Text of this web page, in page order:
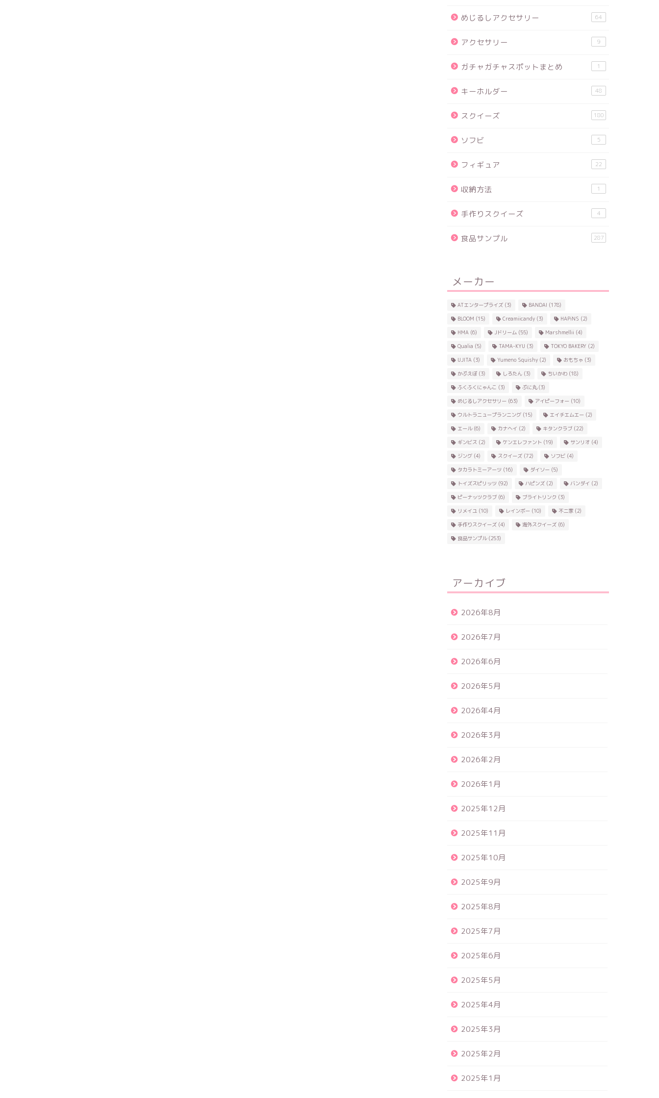
めじるしアクセサリー 64
アクセサリー 9
ガチャガチャスポットまとめ 1
キーホルダー 48
スクイーズ 180
ソフビ 5
フィギュア 22
収納方法 1
手作りスクイーズ 4
食品サンプル 287
メーカー
ATエンタープライズ(3) BANDAI (178)
BLOOM (15) Creamiicandy(3) HAPiNS (2)
HMA(6) Jドリーム(55) Marshmellii (4)
Qualia (5) TAMA-KYU (3) TOKYO BAKERY(2)
UJITA(3) Yumeno Squishy(2) おもちゃ (3)
かぷえぼ(3) しろたん(3) ちいかわ(18)
ふくふくにゃんこ (3) ぷに丸(3)
めじるしアクセサリー(63) アイピーフォー(10)
ウルトラニュープランニング(15) エイチエムエー(2)
エール(6) カナヘイ (2) キタンクラブ(22)
ギンビス (2) ケンエレファント(19) サンリオ(4)
ジング(4) スクイーズ(72) ソフビ(4)
タカラトミーアーツ (16) ダイソー(5)
トイズスピリッツ (92) ハピンズ(2) バンダイ (2)
ピーナッツクラブ(6) ブライトリンク (3)
リメイユ(10) レインボー(10) 不二家(2)
手作りスクイーズ(4) 海外スクイーズ(6)
食品サンプル(253)
アーカイブ
2026年8月
2026年7月
2026年6月
2026年5月
2026年4月
2026年3月
2026年2月
2026年1月
2025年12月
2025年11月
2025年10月
2025年9月
2025年8月
2025年7月
2025年6月
2025年5月
2025年4月
2025年3月
2025年2月
2025年1月